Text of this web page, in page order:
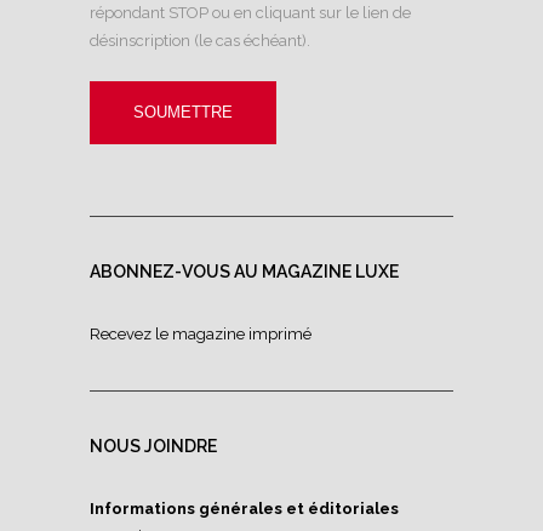
répondant STOP ou en cliquant sur le lien de
désinscription (le cas échéant).
ABONNEZ-VOUS AU MAGAZINE LUXE
Recevez le magazine imprimé
NOUS JOINDRE
Informations générales et éditoriales